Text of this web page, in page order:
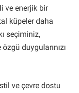
ve enerjik bir
küpeler daha
seçiminiz,
duygularınızı
stil ve çevre dostu